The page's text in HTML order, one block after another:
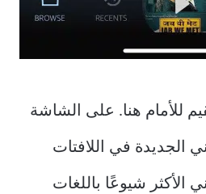
للأمام هنا. على الشاشة
الجديدة في اللافتات
الأكثر شيوعًا باللغات